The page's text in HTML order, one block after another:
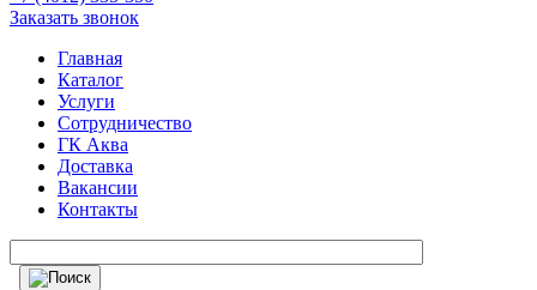
Заказать звонок
Главная
Каталог
Услуги
Сотрудничество
ГК Аква
Доставка
Вакансии
Контакты